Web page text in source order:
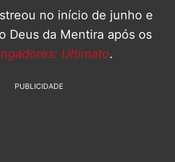
no início de junho e
Deus da Mentira após os
Ultimato.
PUBLICIDADE